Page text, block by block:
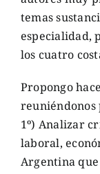
temas
especialidad,
los cuatro
Propongo
reuniéndonos
1º) Analizar
laboral,
Argentina